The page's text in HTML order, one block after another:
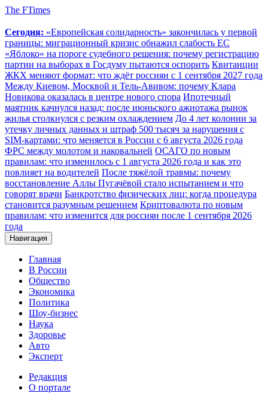
The FTimes
Сегодня: «Европейская солидарность» закончилась у первой
границы: миграционный кризис обнажил слабость ЕС
«Яблоко» на пороге судебного решения: почему регистрацию
партии на выборах в Госдуму пытаются оспорить Квитанции
ЖКХ меняют формат: что ждёт россиян с 1 сентября 2027 года
Между Киевом, Москвой и Тель-Авивом: почему Клара
Новикова оказалась в центре нового спора Ипотечный
маятник качнулся назад: после июньского ажиотажа рынок
жилья столкнулся с резким охлаждением До 4 лет колонии за
утечку личных данных и штраф 500 тысяч за нарушения с
SIM-картами: что меняется в России с 6 августа 2026 года
ФРС между молотом и наковальней ОСАГО по новым
правилам: что изменилось с 1 августа 2026 года и как это
повлияет на водителей После тяжёлой травмы: почему
восстановление Аллы Пугачёвой стало испытанием и что
говорят врачи Банкротство физических лиц: когда процедура
становится разумным решением Криптовалюта по новым
правилам: что изменится для россиян после 1 сентября 2026
года
Навигация
Главная
В России
Общество
Экономика
Политика
Шоу-бизнес
Наука
Здоровье
Авто
Эксперт
Редакция
О портале